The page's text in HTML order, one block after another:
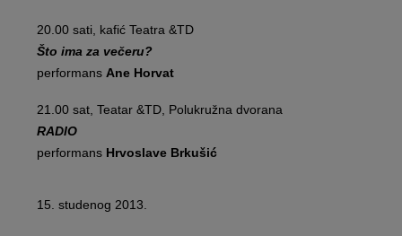
20.00 sati, kafić Teatra &TD
Što ima za večeru?
performans Ane Horvat
21.00 sat, Teatar &TD, Polukružna dvorana
RADIO
performans Hrvoslave Brkušić
15. studenog 2013.